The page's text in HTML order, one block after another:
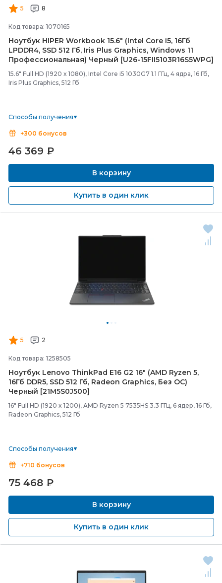
5 8
Код товара: 1070165
Ноутбук HIPER Workbook 15.6" (Intel Core i5, 16Гб
LPDDR4, SSD 512 Гб, Iris Plus Graphics, Windows 11
Профессиональная) Черный [U26-15FII5103R16S5WPG]
15.6" Full HD (1920 x 1080), Intel Core i5 1030G7 1.1 ГГц, 4 ядра, 16 Гб,
Iris Plus Graphics, 512 Гб
Способы получения
+300 бонусов
46 369 ₽
В корзину
Купить в один клик
5 2
Код товара: 1258505
Ноутбук Lenovo ThinkPad E16 G2 16" (AMD Ryzen 5,
16Гб DDR5, SSD 512 Гб, Radeon Graphics, Без ОС)
Черный [21M5S0J500]
16" Full HD (1920 x 1200), AMD Ryzen 5 7535HS 3.3 ГГц, 6 ядер, 16 Гб,
Radeon Graphics, 512 Гб
Способы получения
+710 бонусов
75 468 ₽
В корзину
Купить в один клик